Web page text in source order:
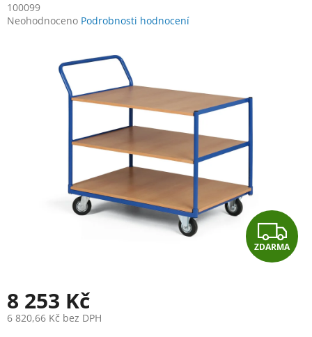
100099
Průměrné
Neohodnoceno Podrobnosti hodnocení
Z
D
ZDARMA
8 253 Kč
6 820,66 Kč bez DPH